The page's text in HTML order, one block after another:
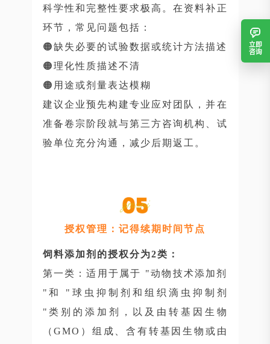
科学性和完整性要求极高。在资料补正
环节，常见问题包括：
🟠缺失必要的试验数据或统计方法描述
🟠理化性质描述不清
🟠用途或剂量表达模糊
建议企业预先构建专业应对团队，并在
准备卷宗阶段就与第三方咨询机构、试
验单位充分沟通，减少后期返工。
授权管理：记得续期时间节点
饲料添加剂的授权分为2类：
第一类：适用于属于 "动物技术添加剂
"和 "球虫抑制剂和组织滴虫抑制剂
"类别的添加剂，以及由转基因生物
（GMO）组成、含有转基因生物或由
立即
咨询